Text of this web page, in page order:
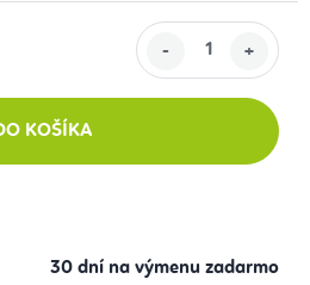
KOŠÍKA
30 dní na výmenu zadarmo